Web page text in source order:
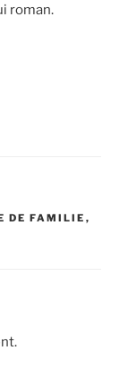
roman.
DE FAMILIE ,